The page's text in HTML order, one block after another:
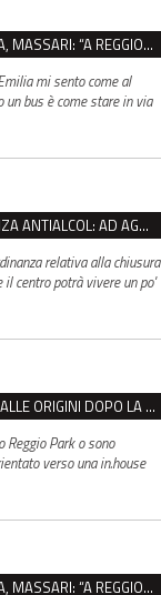
MAXI-RISSA ALLA CANALINA, MASSARI: “A REGGIO FATTI COSÌ GRAVI NON DEVONO TROVARE SPAZIO”
mi sento come al
un bus è come stare in via
REGGIO, ARRIVA L’ORDINANZA ANTIALCOL: AD AGOSTO ESERCIZI DI VICINATO CHIUSI DALLE 22 ALLE 6
relativa alla chiusura
il centro potrà vivere un po'
PARK ZUCCHI E IL RITORNO ALLE ORIGINI DOPO LA DISAVVENTURA CON REGGIO EMILIA PARCHEGGI
Reggio Park o sono
verso una in.house
MAXI-RISSA ALLA CANALINA, MASSARI: “A REGGIO FATTI COSÌ GRAVI NON DEVONO TROVARE SPAZIO”